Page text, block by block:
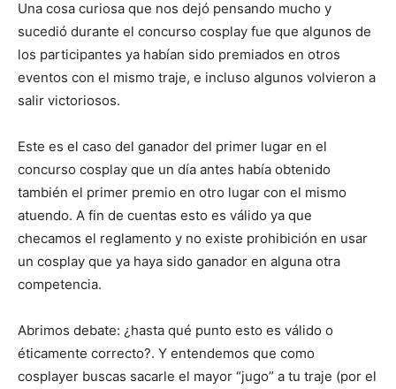
Una cosa curiosa que nos dejó pensando mucho y
sucedió durante el concurso cosplay fue que algunos de
los participantes ya habían sido premiados en otros
eventos con el mismo traje, e incluso algunos volvieron a
salir victoriosos.
Este es el caso del ganador del primer lugar en el
concurso cosplay que un día antes había obtenido
también el primer premio en otro lugar con el mismo
atuendo. A fin de cuentas esto es válido ya que
checamos el reglamento y no existe prohibición en usar
un cosplay que ya haya sido ganador en alguna otra
competencia.
Abrimos debate: ¿hasta qué punto esto es válido o
éticamente correcto?. Y entendemos que como
cosplayer buscas sacarle el mayor “jugo” a tu traje (por el